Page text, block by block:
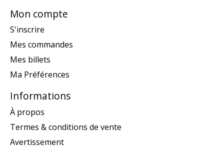
Mon compte
S'inscrire
Mes commandes
Mes billets
Ma Préférences
Informations
À propos
Termes & conditions de vente
Avertissement